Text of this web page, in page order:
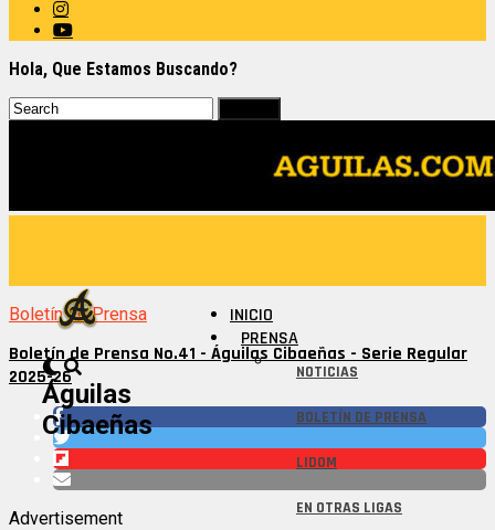
Hola, Que Estamos Buscando?
Águilas
Cibaeñas
INICIO
PRENSA
NOTICIAS
BOLETÍN DE PRENSA
LIDOM
EN OTRAS LIGAS
Boletín de Prensa
Boletín de Prensa No.41 - Águilas Cibaeñas - Serie Regular
2025-26
Advertisement